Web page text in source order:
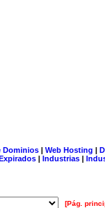
Dominios| Web Hosting |
| Industrias |
[Pág.